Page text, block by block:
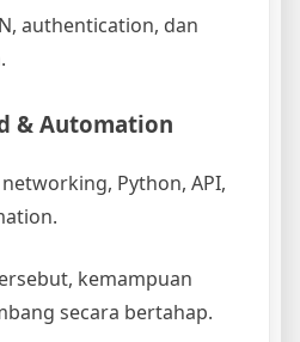
authentication, dan
& Automation
Python, API,
kemampuan
secara bertahap.